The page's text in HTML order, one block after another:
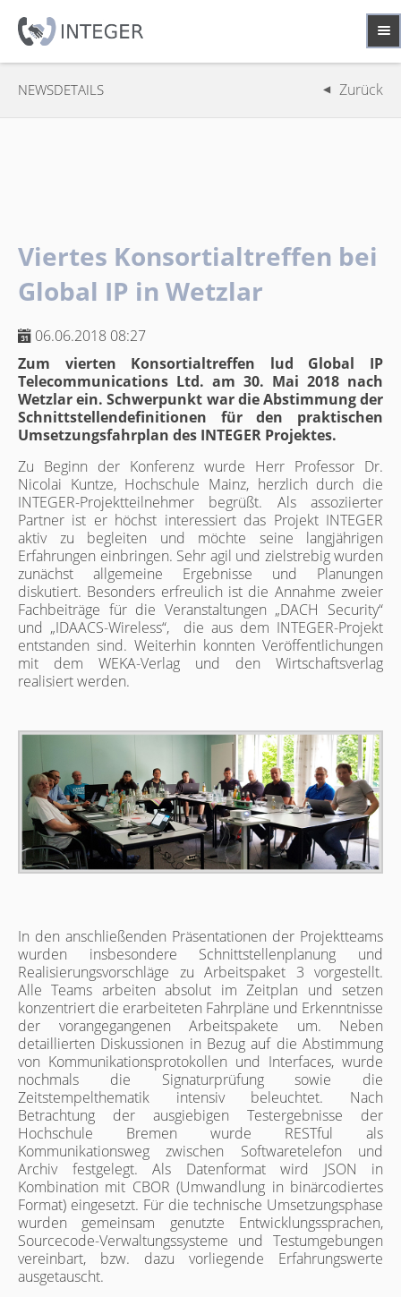
NEWSDETAILS Zurück
Viertes Konsortialtreffen bei
Global IP in Wetzlar
06.06.2018 08:27
Zum vierten Konsortialtreffen lud Global IP
Telecommunications Ltd. am 30. Mai 2018 nach
Wetzlar ein. Schwerpunkt war die Abstimmung der
Schnittstellendefinitionen für den praktischen
Umsetzungsfahrplan des INTEGER Projektes.
Zu Beginn der Konferenz wurde Herr Professor Dr.
Nicolai Kuntze, Hochschule Mainz, herzlich durch die
INTEGER-Projektteilnehmer begrüßt. Als assoziierter
Partner ist er höchst interessiert das Projekt INTEGER
aktiv zu begleiten und möchte seine langjährigen
Erfahrungen einbringen. Sehr agil und zielstrebig wurden
zunächst allgemeine Ergebnisse und Planungen
diskutiert. Besonders erfreulich ist die Annahme zweier
Fachbeiträge für die Veranstaltungen „DACH Security“
und „IDAACS-Wireless“, die aus dem INTEGER-Projekt
entstanden sind. Weiterhin konnten Veröffentlichungen
mit dem WEKA-Verlag und den Wirtschaftsverlag
realisiert werden.
In den anschließenden Präsentationen der Projektteams
wurden insbesondere Schnittstellenplanung und
Realisierungsvorschläge zu Arbeitspaket 3 vorgestellt.
Alle Teams arbeiten absolut im Zeitplan und setzen
konzentriert die erarbeiteten Fahrpläne und Erkenntnisse
der vorangegangenen Arbeitspakete um. Neben
detaillierten Diskussionen in Bezug auf die Abstimmung
von Kommunikationsprotokollen und Interfaces, wurde
nochmals die Signaturprüfung sowie die
Zeitstempelthematik intensiv beleuchtet. Nach
Betrachtung der ausgiebigen Testergebnisse der
Hochschule Bremen wurde RESTful als
Kommunikationsweg zwischen Softwaretelefon und
Archiv festgelegt. Als Datenformat wird JSON in
Kombination mit CBOR (Umwandlung in binärcodiertes
Format) eingesetzt. Für die technische Umsetzungsphase
wurden gemeinsam genutzte Entwicklungssprachen,
Sourcecode-Verwaltungssysteme und Testumgebungen
vereinbart, bzw. dazu vorliegende Erfahrungswerte
ausgetauscht.